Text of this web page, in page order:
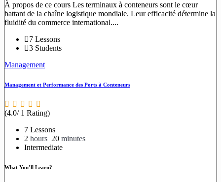
À propos de ce cours Les terminaux à conteneurs sont le cœur
battant de la chaîne logistique mondiale. Leur efficacité détermine la
fluidité du commerce international....
7 Lessons
3 Students
Management
Management et Performance des Ports à Conteneurs
(4.0/ 1 Rating)
7 Lessons
2 hours 20 minutes
Intermediate
What You’ll Learn?